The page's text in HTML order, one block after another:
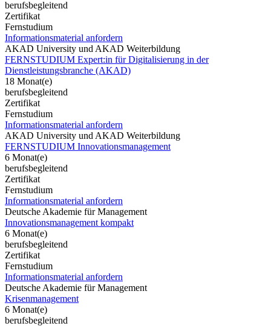
berufsbegleitend
Zertifikat
Fernstudium
Informationsmaterial anfordern
AKAD University und AKAD Weiterbildung
FERNSTUDIUM Expert:in für Digitalisierung in der
Dienstleistungsbranche (AKAD)
18 Monat(e)
berufsbegleitend
Zertifikat
Fernstudium
Informationsmaterial anfordern
AKAD University und AKAD Weiterbildung
FERNSTUDIUM Innovationsmanagement
6 Monat(e)
berufsbegleitend
Zertifikat
Fernstudium
Informationsmaterial anfordern
Deutsche Akademie für Management
Innovationsmanagement kompakt
6 Monat(e)
berufsbegleitend
Zertifikat
Fernstudium
Informationsmaterial anfordern
Deutsche Akademie für Management
Krisenmanagement
6 Monat(e)
berufsbegleitend